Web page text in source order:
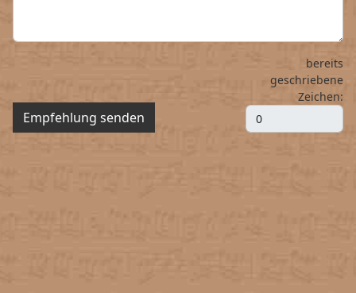
Empfehlung senden
bereits
geschriebene
Zeichen: